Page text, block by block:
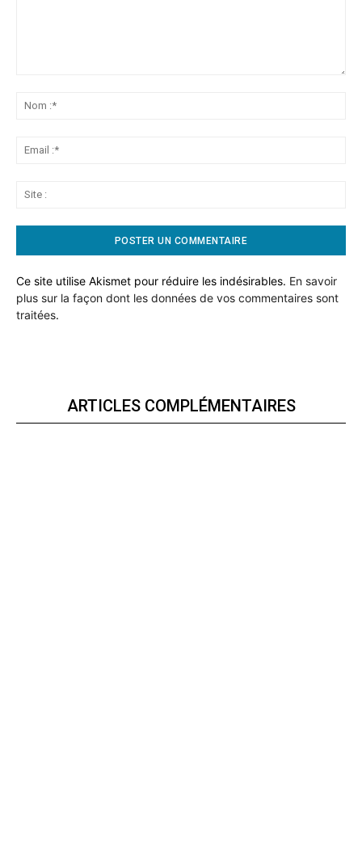
Ce site utilise Akismet pour réduire les indésirables. En savoir
plus sur la façon dont les données de vos commentaires sont
traitées.
ARTICLES COMPLÉMENTAIRES